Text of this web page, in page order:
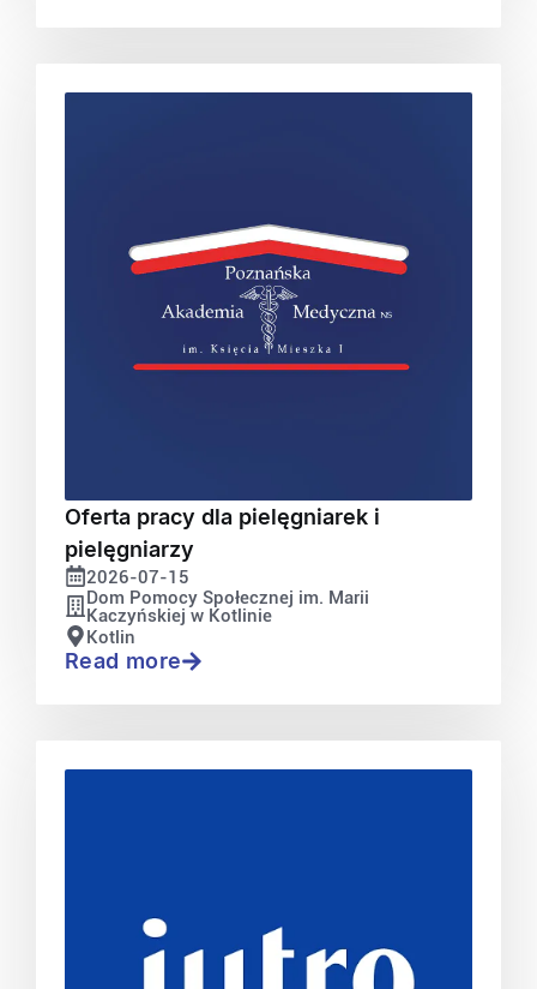
Oferta pracy dla pielęgniarek i
pielęgniarzy
2026-07-15
Dom Pomocy Społecznej im. Marii
Kaczyńskiej w Kotlinie
Kotlin
Read more